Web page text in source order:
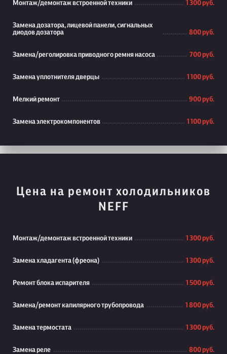
Монтаж/демонтаж встроенной техники 1 300 руб.
Замена дозатора, лицевой панели, сигнальных
диодов дозатора
800 руб.
Замена/реголировка приводного ремня насоса 700 руб.
Замена уплотнителя дверцы 1 100 руб.
Мелкий ремонт 900 руб.
Замена электрокомпонентов 1 100 руб.
Цена на ремонт холодильников
NEFF
Монтаж/демонтаж встроенной техники 1 300 руб.
Замена хладагента (фреона) 1 300 руб.
Ремонт блока испарителя 1 500 руб.
Замена/ремонт капилярного трубопровода 1 800 руб.
Замена термостата 1 300 руб.
Замена реле 800 руб.